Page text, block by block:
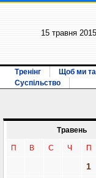
15 травня 2015
Тренінг Щоб ми
Суспільство
Травень
П В С Ч П
1